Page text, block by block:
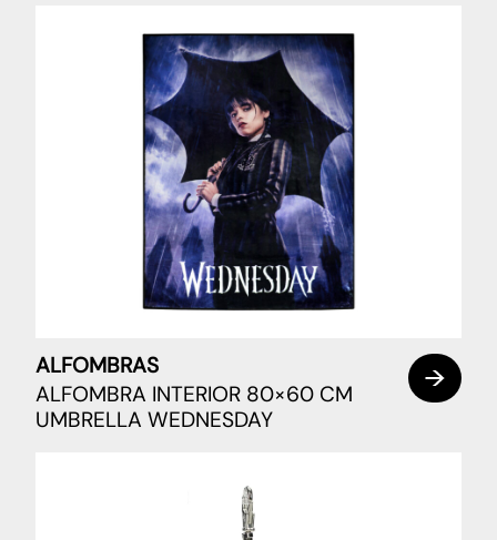
ALFOMBRAS
ALFOMBRA INTERIOR 80×60 CM
UMBRELLA WEDNESDAY